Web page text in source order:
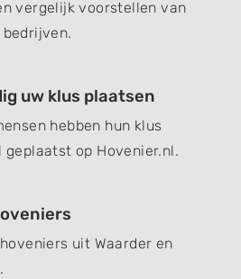
vergelijk voorstellen van
uw klus plaatsen
hebben hun klus
geplaatst op Hovenier.nl.
uit Waarder en